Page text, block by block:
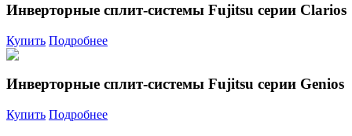
Инверторные сплит-системы Fujitsu серии Clarios
Купить Подробнее
Инверторные сплит-системы Fujitsu серии Genios
Купить Подробнее